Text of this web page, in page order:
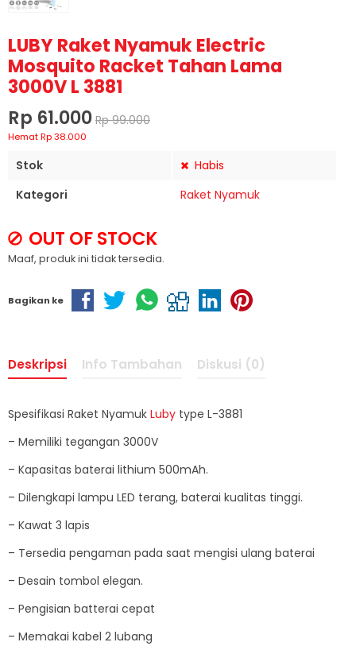
LUBY Raket Nyamuk Electric
Mosquito Racket Tahan Lama
3000V L 3881
Rp 61.000 Rp 99.000
Hemat Rp 38.000
Stok
Habis
Kategori
Raket Nyamuk
OUT OF STOCK
Maaf, produk ini tidak tersedia.
Bagikan ke
Deskripsi Info Tambahan Diskusi (0)
Spesifikasi Raket Nyamuk Luby type L-3881
– Memiliki tegangan 3000V
– Kapasitas baterai lithium 500mAh.
– Dilengkapi lampu LED terang, baterai kualitas tinggi.
– Kawat 3 lapis
– Tersedia pengaman pada saat mengisi ulang baterai
– Desain tombol elegan.
– Pengisian batterai cepat
– Memakai kabel 2 lubang